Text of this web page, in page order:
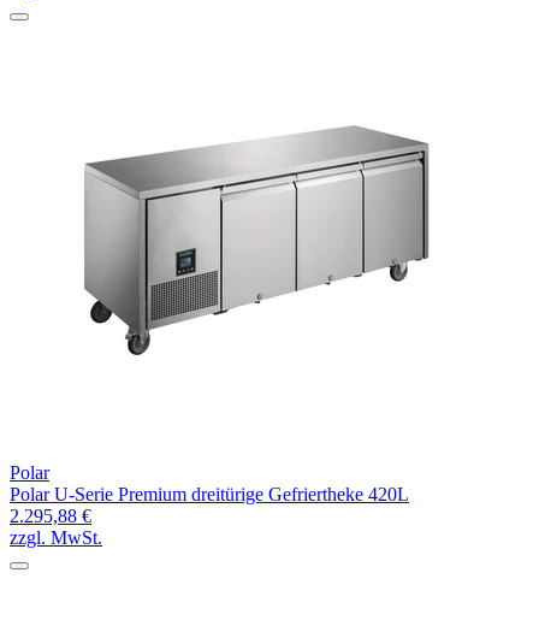
Polar
Polar U-Serie Premium dreitürige Gefriertheke 420L
2.295,88 €
zzgl. MwSt.